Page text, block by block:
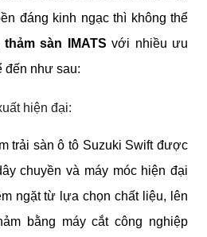
đáng kinh ngạc thì không thể
thảm sàn IMATS với nhiều ưu
đến như sau:
hiện đại:
trải sàn ô tô Suzuki Swift được
chuyền và máy móc hiện đại
ngặt từ lựa chọn chất liệu, lên
bằng máy cắt công nghiệp